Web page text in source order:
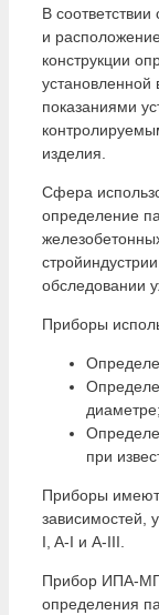
В
и
конструкции
установленной
показаниями
изделия.
Сфера
определение
обследовании
Приборы
диаметре;
при
Приборы имеют
зависимостей,
I, A-I и A-III.
Прибор ИПА-
определения